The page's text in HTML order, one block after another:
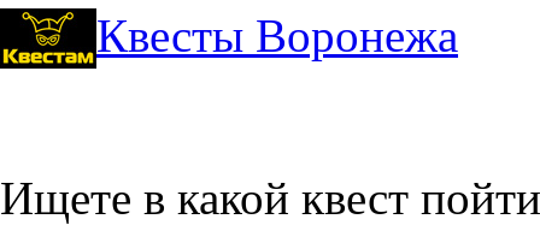
Квесты Воронежа
Ищете в какой квест